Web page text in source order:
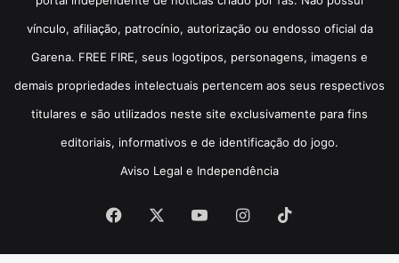
vínculo, afiliação, patrocínio, autorização ou endosso oficial da
Garena. FREE FIRE, seus logotipos, personagens, imagens e
demais propriedades intelectuais pertencem aos seus respectivos
titulares e são utilizados neste site exclusivamente para fins
editoriais, informativos e de identificação do jogo.
Aviso Legal e Independência
Facebook YouTubeInstagram